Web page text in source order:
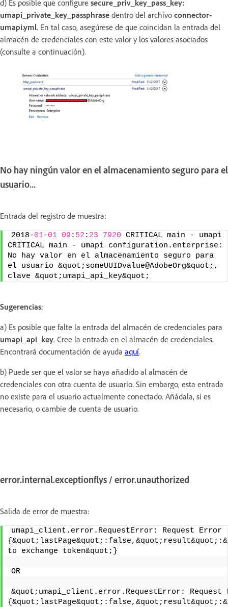
d) Es posible que configure secure_priv_key_pass_key:
umapi_private_key_passphrase dentro del archivo connector-
umapi.yml. En tal caso, asegúrese de que coincidan la entrada del
almacén de credenciales con este valor y los valores asociados
(consulte a continuación).
No hay ningún valor en el almacenamiento seguro para el
usuario...
Entrada del registro de muestra:
2018-01-01 09 : 52 : 23 7920 CRITICAL main - umapi
CRITICAL main - umapi configuration.enterprise:
No hay valor en el almacenamiento seguro para
el usuario &quot;someUUIDvalue@AdobeOrg&quot;,
clave &quot;umapi_api_key&quot;
Sugerencias:
a) Es posible que falte la entrada del almacén de credenciales para
umapi_api_key. Cree la entrada en el almacén de credenciales.
Encontrará documentación de ayuda aquí.
b) Puede ser que el valor se haya añadido al almacén de
credenciales con otra cuenta de usuario. Sin embargo, esta entrada
no existe para el usuario actualmente conectado. Añádala, si es
necesario, o cambie de cuenta de usuario.
error.internal.exceptionflys / error.unauthorized
Salida de error de muestra:
umapi_client.error.RequestError: Request Error
to exchange token&quot;}
OR
&quot;umapi_client.error.RequestError: